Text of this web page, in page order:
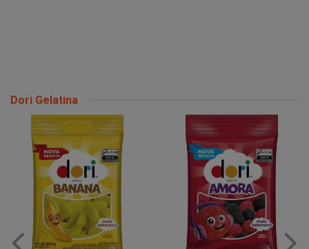
Dori Gelatina